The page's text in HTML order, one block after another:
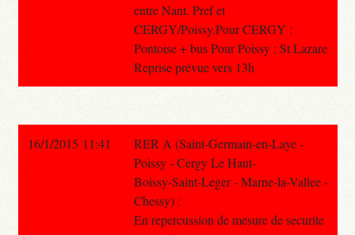
entre Nant. Pref et
CERGY/Poissy.Pour CERGY :
Pontoise + bus Pour Poissy : St Lazare
Reprise prévue vers 13h
16/1/2015 11:41
RER A (Saint-Germain-en-Laye -
Poissy - Cergy Le Haut-
Boissy-Saint-Leger - Marne-la-Vallee -
Chessy) :
En repercussion de mesure de securite